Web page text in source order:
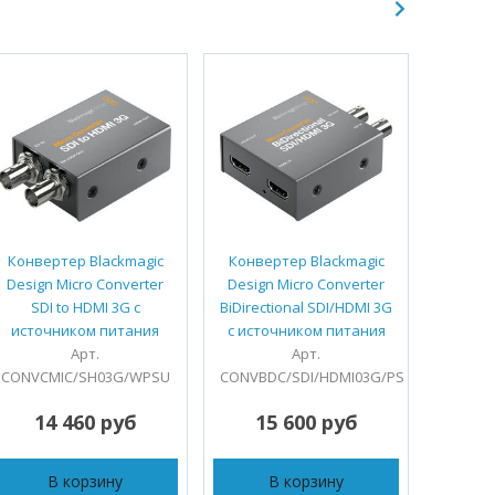
Конвертер Blackmagic
Design Micro Converter
SDI to HDMI 3G с
источником питания
Арт.
CONVCMIC/SH03G/WPSU
14 460 руб
В корзину
Конвертер Blackmagic
Design Micro Converter
BiDirectional SDI/HDMI 3G
с источником питания
Арт.
CONVBDC/SDI/HDMI03G/PS
15 600 руб
В корзину